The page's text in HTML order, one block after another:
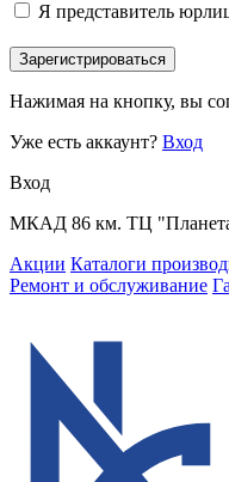
Я представитель
Зарегистрироваться
Нажимая на кнопку, вы
Уже есть аккаунт? Вход
Вход
МКАД 86 км. ТЦ "Планета
Акции Каталоги
Ремонт и обслуживание